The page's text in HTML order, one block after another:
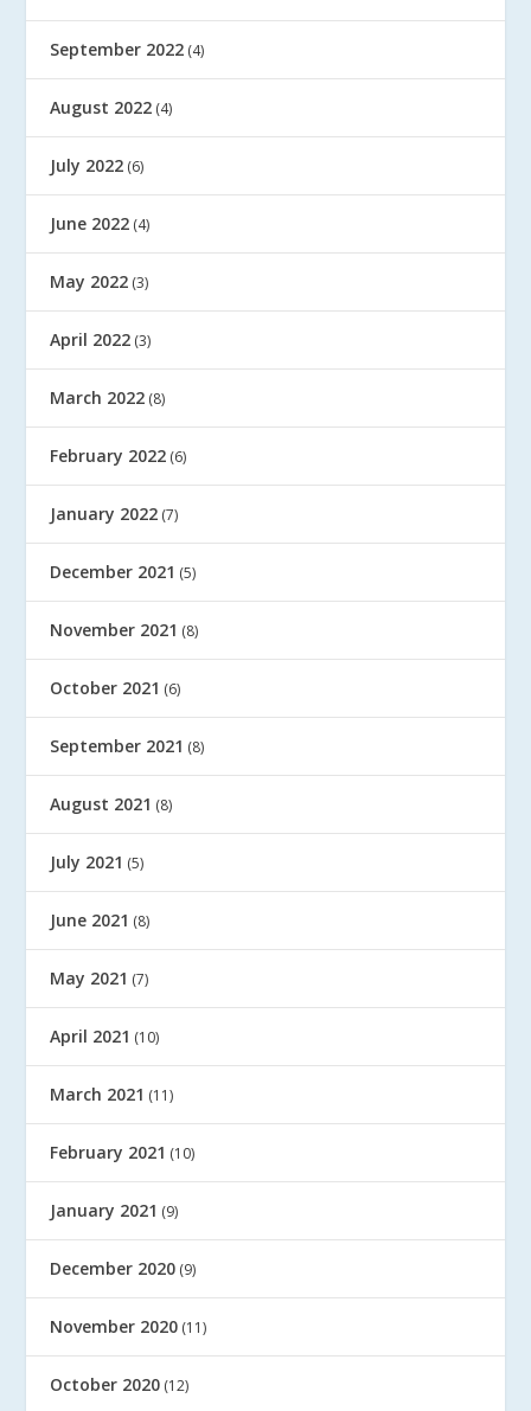
September 2022 (4)
August 2022 (4)
July 2022 (6)
June 2022 (4)
May 2022 (3)
April 2022 (3)
March 2022 (8)
February 2022 (6)
January 2022 (7)
December 2021 (5)
November 2021 (8)
October 2021 (6)
September 2021 (8)
August 2021 (8)
July 2021 (5)
June 2021 (8)
May 2021 (7)
April 2021 (10)
March 2021 (11)
February 2021 (10)
January 2021 (9)
December 2020 (9)
November 2020 (11)
October 2020 (12)